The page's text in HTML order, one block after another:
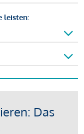
leisten:
Das